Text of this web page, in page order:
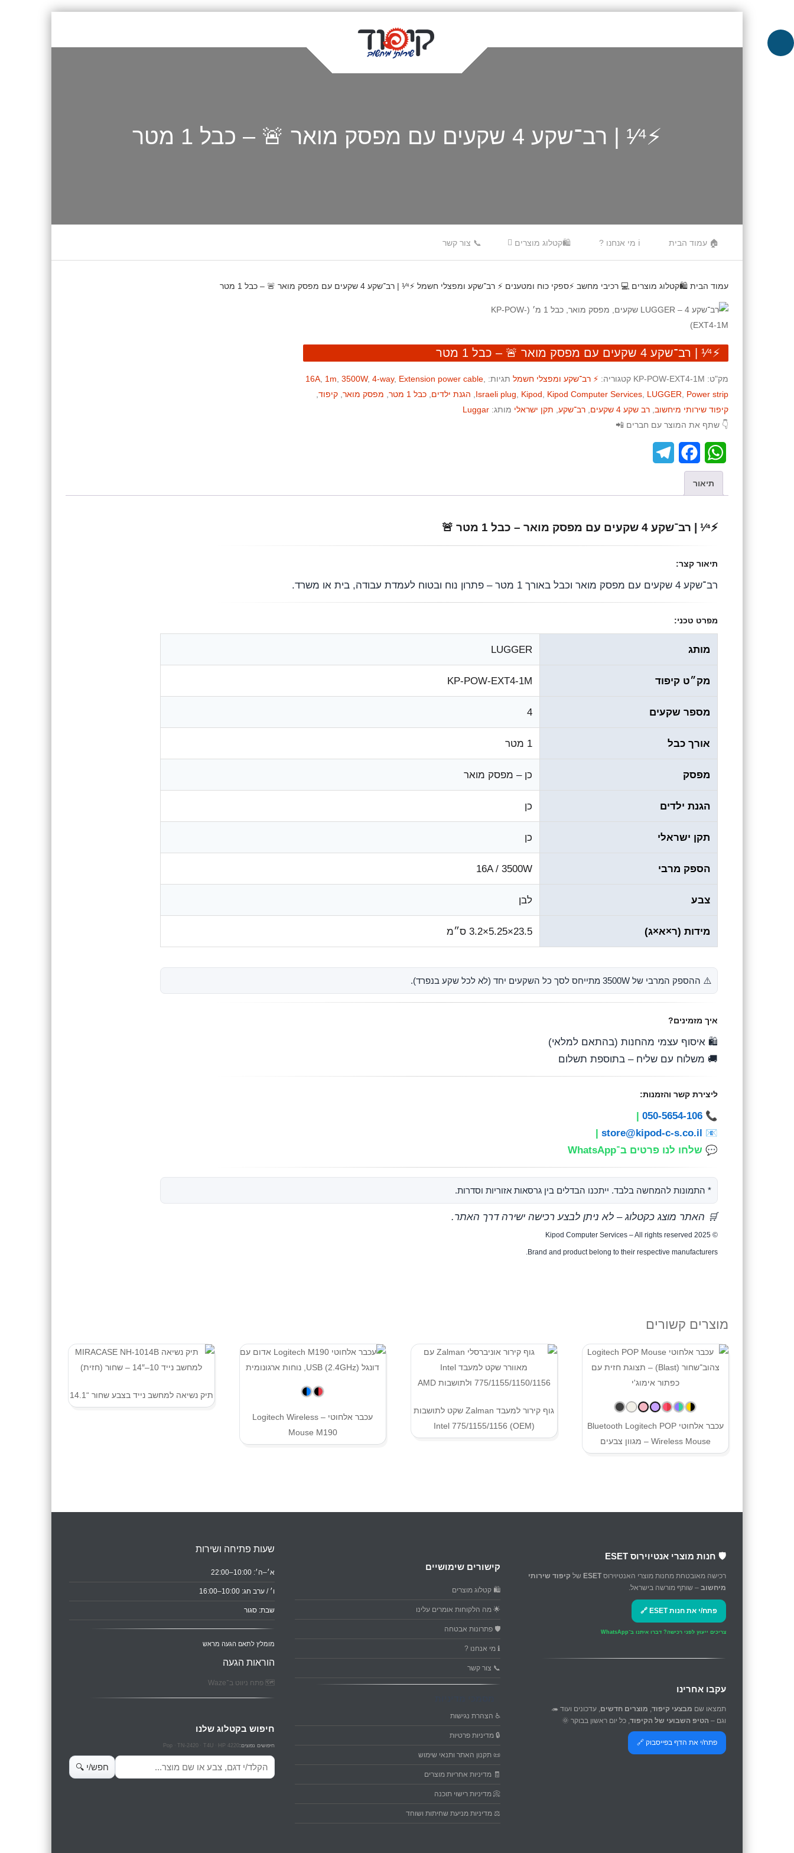
⚡¹⁄⁴ | רב־שקע 4 שקעים עם מפסק מואר 🚨 – כבל 1 מטר
Menu🏠 עמוד הבית
ℹ️ מי אנחנו ? 🛍️קטלוג מוצרים 📞 צור קשר
עמוד הבית 🛍️קטלוג מוצרים 💻 רכיבי מחשב ⚡ספקי כוח ומטענים ⚡️ רב־שקע ומפצלי חשמל ⚡¹⁄⁴ | רב־שקע 4 שקעים עם מפסק מואר 🚨 – כבל 1 מטר
⚡¹⁄⁴ | רב־שקע 4 שקעים עם מפסק מואר 🚨 – כבל 1 מטר
מק"ט: KP-POW-EXT4-1M קטגוריה: ⚡️ רב־שקע ומפצלי חשמל תגיות: 16A 1m 3500W, 4-way, Extension power cable
Israeli plug
Kipod Kipod Computer Services LUGGER Power strip הגנת ילדים כבל 1 מטר מפסק מואר קיפוד
קיפוד שירותי מיחשוב רב שקע 4 שקעים רב־שקע תקן ישראלי מותג: Luggar
👇 שתף את המוצר עם חברים 📲
W
h
a
p
c
o
l
m
תיאור
⚡¹⁄⁴ | רב־שקע 4 שקעים עם מפסק מואר – כבל 1 מטר 🚨
תיאור קצר:
רב־שקע 4 שקעים עם מפסק מואר וכבל באורך 1 מטר – פתרון נוח ובטוח לעמדת עבודה, בית או משרד.
מפרט טכני:
מותג LUGGER
מק״ט קיפוד KP-POW-EXT4-1M
מספר שקעים 4
אורך כבל 1 מטר
מפסק כן – מפסק מואר
הגנת ילדים כן
תקן ישראלי כן
הספק מרבי 16A / 3500W
צבע לבן
מידות (ר×א×ג) 23.5×5.25×3.2 ס״מ
⚠️ ההספק המרבי של ‎3500W‎ מתייחס לסך כל השקעים יחד (לא לכל שקע בנפרד).
איך מזמינים?
🛍️ איסוף עצמי מהחנות (בהתאם למלאי)
🚚 משלוח עם שליח – בתוספת תשלום
ליצירת קשר והזמנות:
📞
050-5654-106
|
📧
store@kipod-c-s.co.il
|
💬 שלחו לנו פרטים ב־WhatsApp
* התמונות להמחשה בלבד. ייתכנו הבדלים בין גרסאות אזוריות וסדרות.
🛒 האתר מוצג כקטלוג – לא ניתן לבצע רכישה ישירה דרך האתר.
© Kipod Computer Services – All rights reserved 2025
Brand and product belong to their respective manufacturers.
מוצרים קשורים
עכבר אלחוטי Bluetooth Logitech POP
Wireless Mouse – מגוון צבעים
גוף קירור למעבד Zalman שקט לתושבות
Intel ‎775/1155/1156 (OEM)
עכבר אלחוטי – Logitech Wireless
Mouse M190
תיק נשיאה למחשב נייד בצבע שחור “14.1
🛡️ חנות מוצרי אנטיוירוס ESET
רכישה מאובטחת מחנות מוצרי האנטיוירוס ESET של קיפוד שירותי
מיחשוב – שותף מורשה בישראל.
פתח/י את חנות ESET 🔗
צריכים ייעוץ לפני רכישה? דברו איתנו ב־WhatsApp
עקבו אחרינו
תמצאו שם מבצעי קיפוד, מוצרים חדשים, עדכונים ועוד 🦔
וגם – הטיפ השבועי של הקיפוד, כל יום ראשון בבוקר 🌞
פתח/י את הדף בפייסבוק 🔗
קישורים שימושיים
🛍️ קטלוג מוצרים
🌟 מה הלקוחות אומרים עלינו
🛡️ פתרונות אבטחה
ℹ️ מי אנחנו ?
📞 צור קשר
♿ הצהרת נגישות
🔒 מדיניות פרטיות
📜 תקנון האתר ותנאי שימוש
🧾 מדיניות אחריות מוצרים
📀 מדיניות רישוי תוכנה
⚖️ מדיניות מניעת שחיתות ושוחד
שעות פתיחה ושירות
א׳–ה׳: 10:00–22:00
ו׳ / ערב חג: 10:00–16:00
שבת: סגור
מומלץ לתאם הגעה מראש
הוראות הגעה
🗺️ פתח ניווט ב־Waze
חיפוש בקטלוג שלנו
חיפושים נפוצים:HP 4220
T4U
TN-2420
Pop
חיפוש מוצרים
חפש/י 🔍